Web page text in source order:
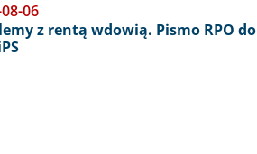
06
z rentą wdowią. Pismo RPO do